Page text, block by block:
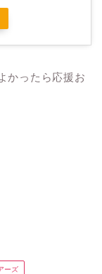
かったら応援お
ーズ